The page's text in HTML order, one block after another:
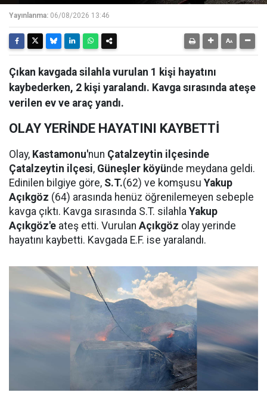
Yayınlanma: 06/08/2026 13:46
Çıkan kavgada silahla vurulan 1 kişi hayatını
kaybederken, 2 kişi yaralandı. Kavga sırasında ateşe
verilen ev ve araç yandı.
OLAY YERİNDE HAYATINI KAYBETTİ
Olay, Kastamonu'nun Çatalzeytin ilçesinde
Çatalzeytin ilçesi, Güneşler köyünde meydana geldi.
Edinilen bilgiye göre, S.T.(62) ve komşusu Yakup
Açıkgöz (64) arasında henüz öğrenilemeyen sebeple
kavga çıktı. Kavga sırasında S.T. silahla Yakup
Açıkgöz'e ateş etti. Vurulan Açıkgöz olay yerinde
hayatını kaybetti. Kavgada E.F. ise yaralandı.